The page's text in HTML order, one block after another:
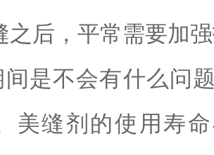
之后，平常需要加
间是不会有什么问
美缝剂的使用寿